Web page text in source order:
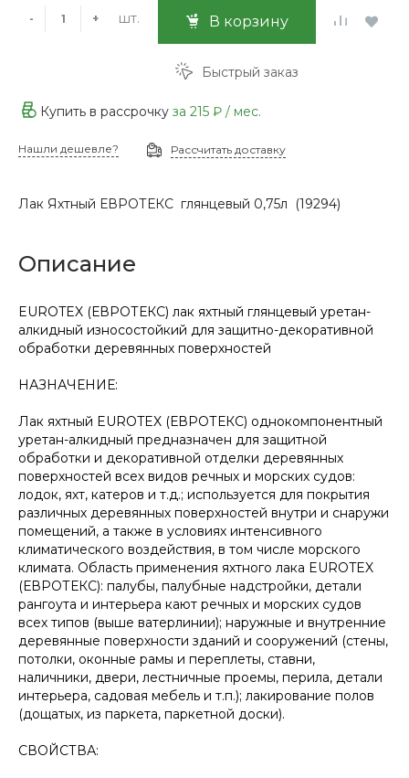
- + шт. В корзину
Быстрый заказ
Купить в рассрочку за 215 ₽ / мес.
Нашли дешевле? Рассчитать доставку
Лак Яхтный ЕВРОТЕКС глянцевый 0,75л (19294)
Описание
EUROTEX (ЕВРОТЕКС) лак яхтный глянцевый уретан-
алкидный износостойкий для защитно-декоративной
обработки деревянных поверхностей
НАЗНАЧЕНИЕ:
Лак яхтный EUROTEX (ЕВРОТЕКС) однокомпонентный
уретан-алкидный предназначен для защитной
обработки и декоративной отделки деревянных
поверхностей всех видов речных и морских судов:
лодок, яхт, катеров и т.д.; используется для покрытия
различных деревянных поверхностей внутри и снаружи
помещений, а также в условиях интенсивного
климатического воздействия, в том числе морского
климата. Область применения яхтного лака EUROTEX
(ЕВРОТЕКС): палубы, палубные надстройки, детали
рангоута и интерьера кают речных и морских судов
всех типов (выше ватерлинии); наружные и внутренние
деревянные поверхности зданий и сооружений (стены,
потолки, оконные рамы и переплеты, ставни,
наличники, двери, лестничные проемы, перила, детали
интерьера, садовая мебель и т.п.); лакирование полов
(дощатых, из паркета, паркетной доски).
СВОЙСТВА: